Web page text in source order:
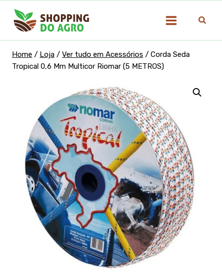
para
Home / Loja / Ver tudo em Acessórios / Corda Seda
Tropical 0,6 Mm Multicor Riomar (5 METROS)